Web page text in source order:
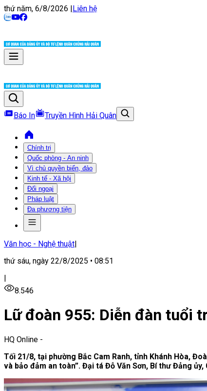
thứ năm, 6/8/2026 |Liên hệ
Báo In Truyền Hình Hải Quân
Chính trị
Quốc phòng - An ninh
Vì chủ quyền biển, đảo
Kinh tế - Xã hội
Đối ngoại
Pháp luật
Đa phương tiện
Văn học - Nghệ thuật|
thứ sáu, ngày 22/8/2025 • 08:51
|
8.546
Lữ đoàn 955: Diễn đàn tuổi
HQ Online -
Tối 21/8, tại phường Bắc Cam Ranh, tỉnh Khánh Hòa,
và bảo đảm an toàn”. Đại tá Đỗ Văn Sơn, Bí thư Đảng